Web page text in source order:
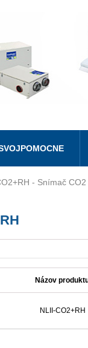
- Snímač CO2
Názov
NLII-CO2+RH